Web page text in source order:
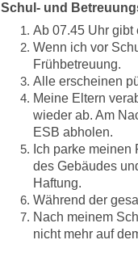
Schul- und
Ab 07.45 Uhr gibt
Wenn ich vor
Frühbetreuung.
Alle erscheinen
Meine Eltern
wieder ab. Am
ESB abholen.
Ich parke
des Gebäudes
Haftung.
Während der
Nach meinem
nicht mehr auf